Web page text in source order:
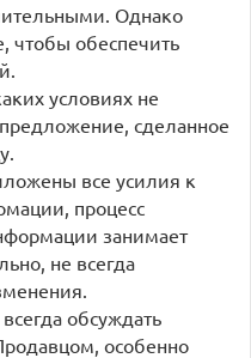
Однако
чтобы обеспечить
условиях не
сделанное
все усилия к
процесс
занимает
не всегда
обсуждать
особенно